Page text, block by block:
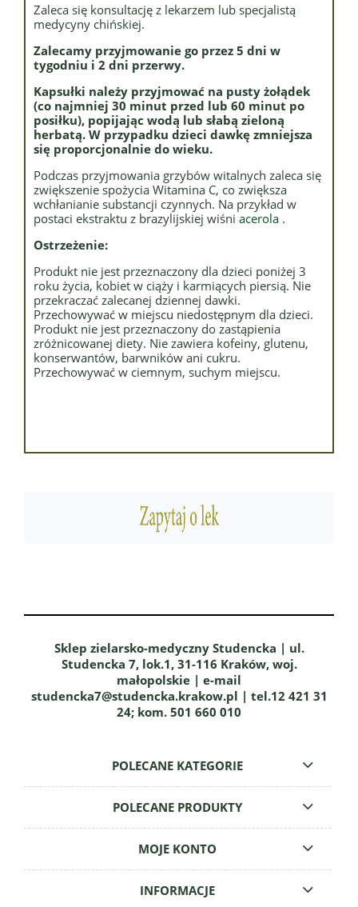
Zaleca się konsultację z lekarzem lub specjalistą
medycyny chińskiej.
Zalecamy przyjmowanie go przez 5 dni w
tygodniu i 2 dni przerwy.
Kapsułki należy przyjmować na pusty żołądek
(co najmniej 30 minut przed lub 60 minut po
posiłku), popijając wodą lub słabą zieloną
herbatą. W przypadku dzieci dawkę zmniejsza
się proporcjonalnie do wieku.
Podczas przyjmowania grzybów witalnych zaleca się
zwiększenie spożycia Witamina C, co zwiększa
wchłanianie substancji czynnych. Na przykład w
postaci ekstraktu z brazylijskiej wiśni acerola .
Ostrzeżenie:
Produkt nie jest przeznaczony dla dzieci poniżej 3
roku życia, kobiet w ciąży i karmiących piersią. Nie
przekraczać zalecanej dziennej dawki.
Przechowywać w miejscu niedostępnym dla dzieci.
Produkt nie jest przeznaczony do zastąpienia
zróżnicowanej diety. Nie zawiera kofeiny, glutenu,
konserwantów, barwników ani cukru.
Przechowywać w ciemnym, suchym miejscu.
Sklep zielarsko-medyczny Studencka | ul.
Studencka 7, lok.1, 31-116 Kraków, woj.
małopolskie | e-mail
studencka7@studencka.krakow.pl | tel.12 421 31
24; kom. 501 660 010
POLECANE KATEGORIE
POLECANE PRODUKTY
MOJE KONTO
INFORMACJE